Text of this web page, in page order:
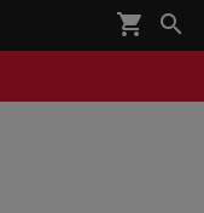
shopping_cart 
